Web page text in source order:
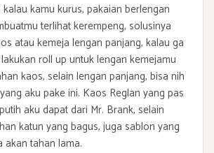
kamu kurus, pakaian berlengan
terlihat kerempeng, solusinya
atau kemeja lengan panjang, kalau ga
roll up untuk lengan kemejamu
kaos, selain lengan panjang, bisa nih
aku pake ini. Kaos Reglan yang pas
aku dapat dari Mr. Brank, selain
katun yang bagus, juga sablon yang
akan tahan lama.